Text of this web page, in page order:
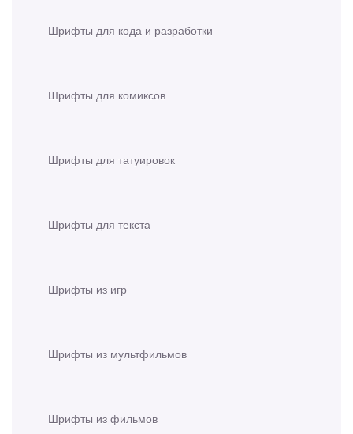
Шрифты для кода и разработки
Шрифты для комиксов
Шрифты для татуировок
Шрифты для текста
Шрифты из игр
Шрифты из мультфильмов
Шрифты из фильмов